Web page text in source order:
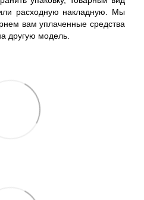
расходную накладную. Мы
вам уплаченные средства
другую модель.